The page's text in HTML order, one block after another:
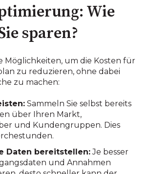
Wie
sparen?
Möglichkeiten, um die Kosten für
zu reduzieren, ohne dabei
zu machen:
Sammeln Sie selbst bereits
über Ihren Markt,
und Kundengruppen. Dies
Daten bereitstellen:Je besser
und Annahmen